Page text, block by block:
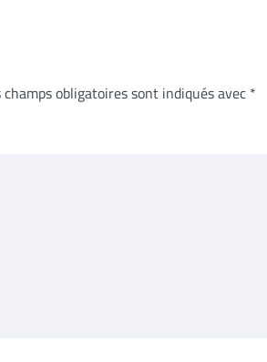
champs obligatoires sont indiqués avec *